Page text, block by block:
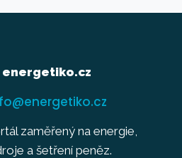
energetiko.cz
zaměřený na energie,
a šetření peněz.